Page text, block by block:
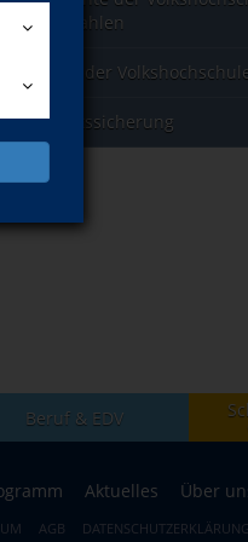
Jahreszahlen
Leitbild der
Qualitätssicherung
Beruf & EDV
Aktuelles Über
AGB DATENSCHUTZERKLÄRUNG